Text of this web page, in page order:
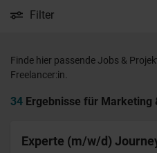
Filter
Finde hier passende Jobs &
Freelancer:in.
34 Ergebnisse für Marketing
Experte (m/w/d)